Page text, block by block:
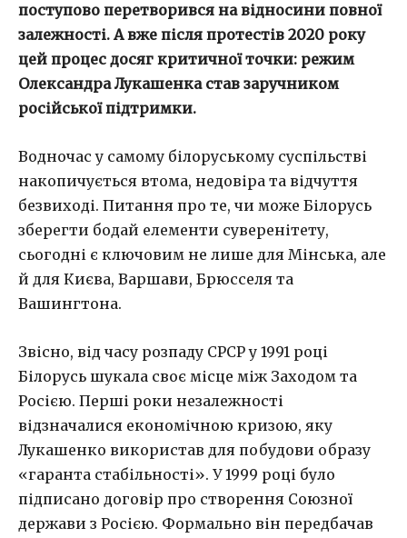
поступово перетворився на відносини повної
залежності. А вже після протестів 2020 року
цей процес досяг критичної точки: режим
Олександра Лукашенка став заручником
російської підтримки.
Водночас у самому білоруському суспільстві
накопичується втома, недовіра та відчуття
безвиході. Питання про те, чи може Білорусь
зберегти бодай елементи суверенітету,
сьогодні є ключовим не лише для Мінська, але
й для Києва, Варшави, Брюсселя та
Вашингтона.
Звісно, від часу розпаду СРСР у 1991 році
Білорусь шукала своє місце між Заходом та
Росією. Перші роки незалежності
відзначалися економічною кризою, яку
Лукашенко використав для побудови образу
«гаранта стабільності». У 1999 році було
підписано договір про створення Союзної
держави з Росією. Формально він передбачав